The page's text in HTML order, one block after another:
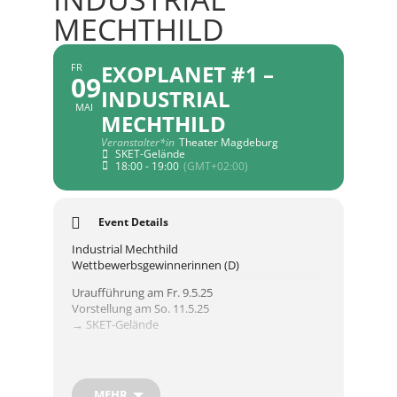
MECHTHILD
FR
09
MAI
EXOPLANET #1 –
INDUSTRIAL
MECHTHILD
Veranstalter*in Theater Magdeburg
SKET-Gelände
18:00 - 19:00 (GMT+02:00)
Event Details
Industrial Mechthild
Wettbewerbsgewinnerinnen (D)
Uraufführung am Fr. 9.5.25
Vorstellung am So. 11.5.25
→ SKET-Gelände
Praxis des Murmelgebets mit den